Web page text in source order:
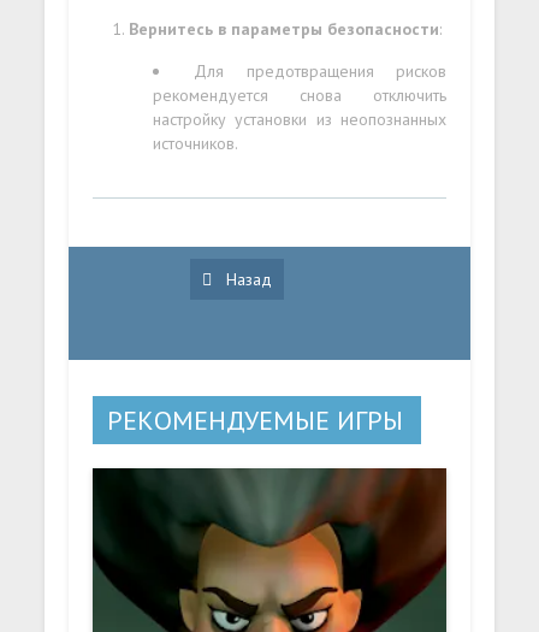
Вернитесь в параметры безопасности:
Для предотвращения рисков
рекомендуется снова отключить
настройку установки из неопознанных
источников.
Назад
РЕКОМЕНДУЕМЫЕ ИГРЫ